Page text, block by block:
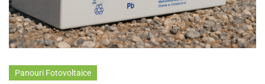
Panouri Fotovoltaice